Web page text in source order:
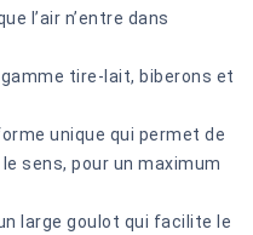
l’air n’entre dans
tire-lait, biberons et
unique qui permet de
sens, pour un maximum
large goulot qui facilite le